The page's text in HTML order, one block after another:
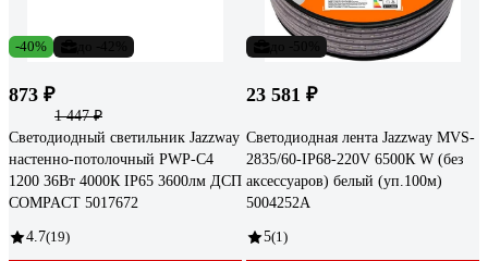
-40%
873 ₽
1 447 ₽
Светодиодный светильник Jazzway
настенно-потолочный PWP-С4
1200 36Вт 4000К IP65 3600лм ДСП
COMPACT 5017672
4.7(19)
23 581 ₽
Светодиодная лента Jazzway MVS-
2835/60-IP68-220V 6500К W (без
аксессуаров) белый (уп.100м)
5004252A
5(1)